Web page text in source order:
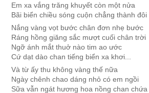
Em xa vắng trăng khuyết còn một nửa
Bãi biển chiều sóng cuộn chẳng thành đôi
Nắng vàng vọt bước chân đơn nhẹ bước
Ráng hồng giăng sắc mượt cuối chân trời
Ngỡ ánh mắt thuở nào tim ao ước
Cứ dạt dào chan tiếng biển xa khơi...
Và từ ấy thu không vàng thế nữa
Ngày chênh chao dáng nhỏ có em ngồi
Sữa vẫn ngát hương hoa nồng chan chứa